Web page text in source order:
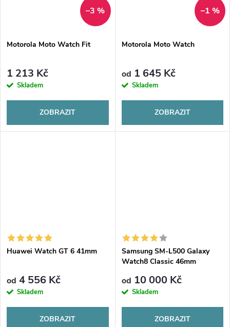
–3 %
Motorola Moto Watch Fit
1 213 Kč
Skladem
ZOBRAZIT
–1 %
Motorola Moto Watch
od 1 645 Kč
Skladem
ZOBRAZIT
Huawei Watch GT 6 41mm
od 4 556 Kč
Skladem
ZOBRAZIT
Samsung SM-L500 Galaxy
Watch8 Classic 46mm
od 10 000 Kč
Skladem
ZOBRAZIT